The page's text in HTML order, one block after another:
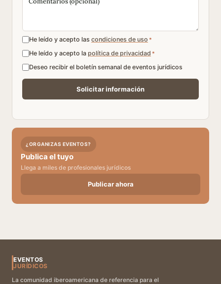
He leído y acepto las condiciones de uso *
He leído y acepto la política de privacidad *
Deseo recibir el boletín semanal de eventos jurídicos
¿ORGANIZAS EVENTOS?
Publica el tuyo
Llega a miles de profesionales jurídicos
Publicar ahora
EVENTOS
JURÍDICOS
La comunidad iberoamericana de referencia para el